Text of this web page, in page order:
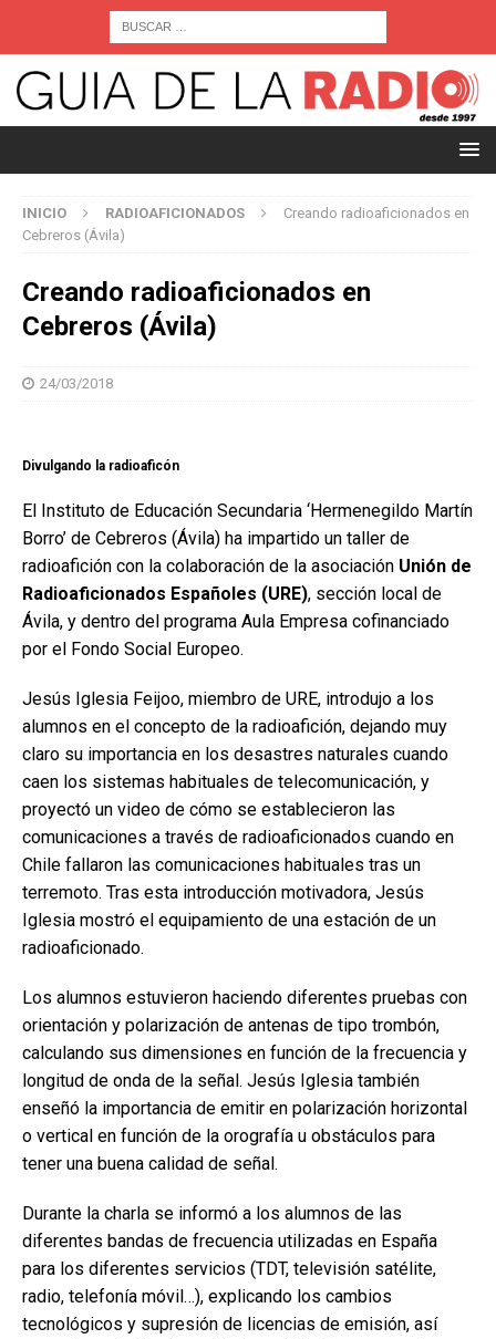
INICIO RADIOAFICIONADOS
Creando radioaficionados en
Cebreros (Ávila)
Creando radioaficionados en
Cebreros (Ávila)
24/03/2018
Divulgando la radioaficón
El Instituto de Educación Secundaria ‘Hermenegildo Martín
Borro’ de Cebreros (Ávila) ha impartido un taller de
radioafición con la colaboración de la asociación Unión de
Radioaficionados Españoles (URE), sección local de
Ávila, y dentro del programa Aula Empresa cofinanciado
por el Fondo Social Europeo.
Jesús Iglesia Feijoo, miembro de URE, introdujo a los
alumnos en el concepto de la radioafición, dejando muy
claro su importancia en los desastres naturales cuando
caen los sistemas habituales de telecomunicación, y
proyectó un video de cómo se establecieron las
comunicaciones a través de radioaficionados cuando en
Chile fallaron las comunicaciones habituales tras un
terremoto. Tras esta introducción motivadora, Jesús
Iglesia mostró el equipamiento de una estación de un
radioaficionado.
Los alumnos estuvieron haciendo diferentes pruebas con
orientación y polarización de antenas de tipo trombón,
calculando sus dimensiones en función de la frecuencia y
longitud de onda de la señal. Jesús Iglesia también
enseñó la importancia de emitir en polarización horizontal
o vertical en función de la orografía u obstáculos para
tener una buena calidad de señal.
Durante la charla se informó a los alumnos de las
diferentes bandas de frecuencia utilizadas en España
para los diferentes servicios (TDT, televisión satélite,
radio, telefonía móvil…), explicando los cambios
tecnológicos y supresión de licencias de emisión, así